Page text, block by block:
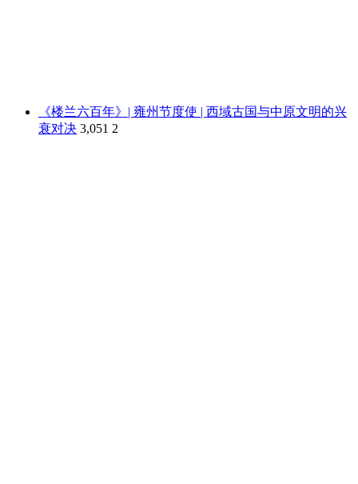
《楼兰六百年》| 雍州节度使 | 西域古国与中原文明的兴
衰对决 3,051 2